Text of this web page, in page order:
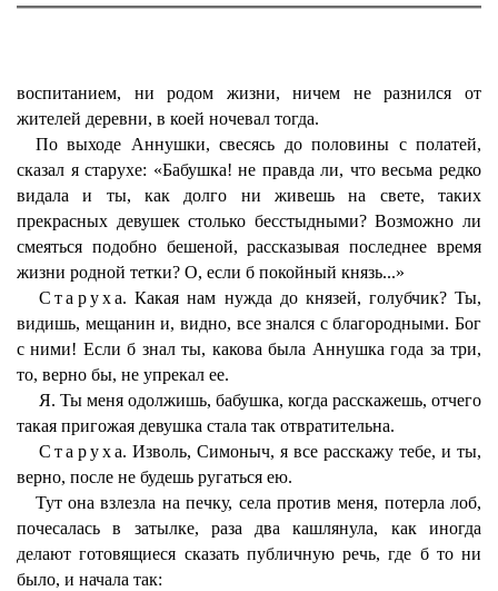
воспитанием, ни родом жизни, ничем не разнился от
жителей деревни, в коей ночевал тогда.
По выходе Аннушки, свесясь до половины с полатей,
сказал я старухе: «Бабушка! не правда ли, что весьма редко
видала и ты, как долго ни живешь на свете, таких
прекрасных девушек столько бесстыдными? Возможно ли
смеяться подобно бешеной, рассказывая последнее время
жизни родной тетки? О, если б покойный князь...»
Старуха. Какая нам нужда до князей, голубчик? Ты,
видишь, мещанин и, видно, все знался с благородными. Бог
с ними! Если б знал ты, какова была Аннушка года за три,
то, верно бы, не упрекал ее.
Я. Ты меня одолжишь, бабушка, когда расскажешь, отчего
такая пригожая девушка стала так отвратительна.
Старуха. Изволь, Симоныч, я все расскажу тебе, и ты,
верно, после не будешь ругаться ею.
Тут она взлезла на печку, села против меня, потерла лоб,
почесалась в затылке, раза два кашлянула, как иногда
делают готовящиеся сказать публичную речь, где б то ни
было, и начала так: